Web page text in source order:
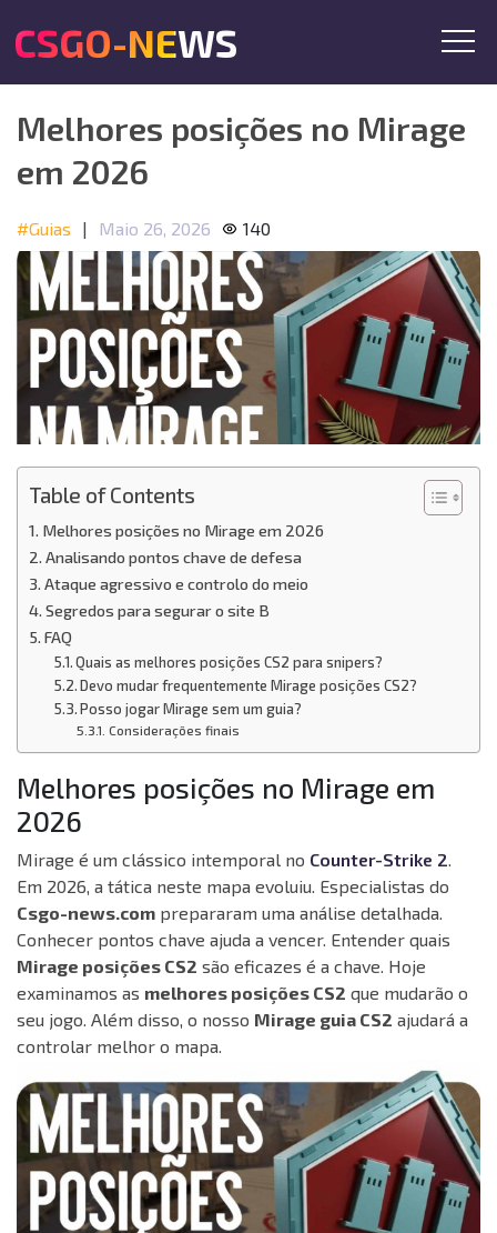
CSGO-NEWS
Melhores posições no Mirage
em 2026
#Guias | Maio 26, 2026 140
Table of Contents
Melhores posições no Mirage em 2026
Analisando pontos chave de defesa
Ataque agressivo e controlo do meio
Segredos para segurar o site B
FAQ
Quais as melhores posições CS2 para snipers?
Devo mudar frequentemente Mirage posições CS2?
Posso jogar Mirage sem um guia?
Considerações finais
Melhores posições no Mirage em
2026
Mirage é um clássico intemporal no Counter-Strike 2.
Em 2026, a tática neste mapa evoluiu. Especialistas do
Csgo-news.com prepararam uma análise detalhada.
Conhecer pontos chave ajuda a vencer. Entender quais
Mirage posições CS2 são eficazes é a chave. Hoje
examinamos as melhores posições CS2 que mudarão o
seu jogo. Além disso, o nosso Mirage guia CS2 ajudará a
controlar melhor o mapa.